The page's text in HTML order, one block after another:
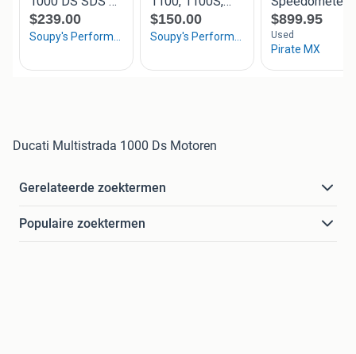
Ducati Multistrada 1000 Ds Motoren
Gerelateerde zoektermen
Populaire zoektermen